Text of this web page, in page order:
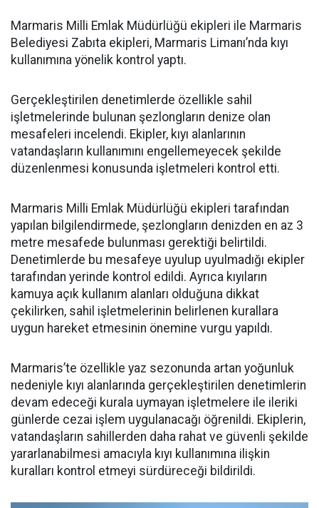
Marmaris Milli Emlak Müdürlüğü ekipleri ile Marmaris
Belediyesi Zabıta ekipleri, Marmaris Limanı’nda kıyı
kullanımına yönelik kontrol yaptı.
Gerçekleştirilen denetimlerde özellikle sahil
işletmelerinde bulunan şezlongların denize olan
mesafeleri incelendi. Ekipler, kıyı alanlarının
vatandaşların kullanımını engellemeyecek şekilde
düzenlenmesi konusunda işletmeleri kontrol etti.
Marmaris Milli Emlak Müdürlüğü ekipleri tarafından
yapılan bilgilendirmede, şezlongların denizden en az 3
metre mesafede bulunması gerektiği belirtildi.
Denetimlerde bu mesafeye uyulup uyulmadığı ekipler
tarafından yerinde kontrol edildi. Ayrıca kıyıların
kamuya açık kullanım alanları olduğuna dikkat
çekilirken, sahil işletmelerinin belirlenen kurallara
uygun hareket etmesinin önemine vurgu yapıldı.
Marmaris’te özellikle yaz sezonunda artan yoğunluk
nedeniyle kıyı alanlarında gerçekleştirilen denetimlerin
devam edeceği kurala uymayan işletmelere ile ileriki
günlerde cezai işlem uygulanacağı öğrenildi. Ekiplerin,
vatandaşların sahillerden daha rahat ve güvenli şekilde
yararlanabilmesi amacıyla kıyı kullanımına ilişkin
kuralları kontrol etmeyi sürdüreceği bildirildi.